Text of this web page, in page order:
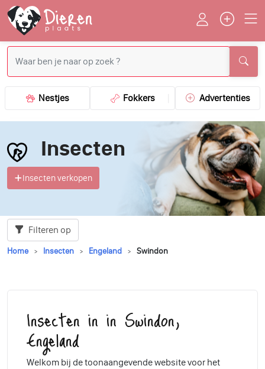
Nestjes Fokkers Advertenties
Insecten
Insecten verkopen
Filteren op
Home Insecten Engeland Swindon
Insecten in in Swindon,
Engeland
Welkom bij de toonaangevende website voor het